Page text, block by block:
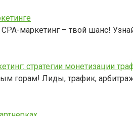
маркетинг – твой шанс!
стратегии монетизации
горам! Лиды, трафик,